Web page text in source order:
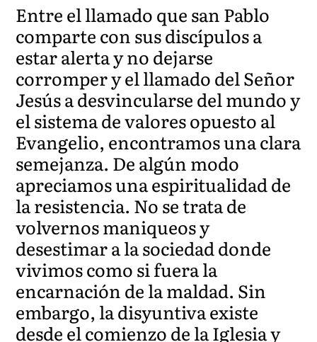
Entre el llamado que san Pablo
comparte con sus discípulos a
estar alerta y no dejarse
corromper y el llamado del Señor
Jesús a desvincularse del mundo y
el sistema de valores opuesto al
Evangelio, encontramos una clara
semejanza. De algún modo
apreciamos una espiritualidad de
la resistencia. No se trata de
volvernos maniqueos y
desestimar a la sociedad donde
vivimos como si fuera la
encarnación de la maldad. Sin
embargo, la disyuntiva existe
desde el comienzo de la Iglesia y